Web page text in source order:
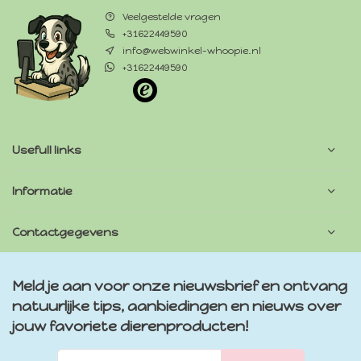
Veelgestelde vragen
+31622449590
info@webwinkel-whoopie.nl
+31622449590
Usefull links
Informatie
Contactgegevens
Meld je aan voor onze nieuwsbrief en ontvang
natuurlijke tips, aanbiedingen en nieuws over
jouw favoriete dierenproducten!